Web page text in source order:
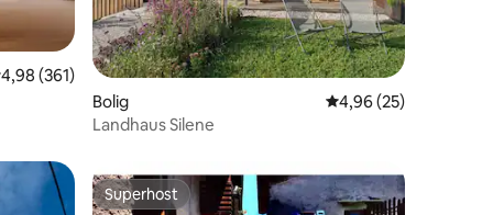
ud af 5 i gennemsnitlig bedømmelse, 361 omtaler
4,98 (361)
Bolig 4,96 ud af 5 i
4,96 (25)
Landhaus Silene
Superhost
Superhost